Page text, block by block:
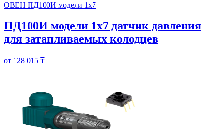
ОВЕН ПД100И модели 1х7
ПД100И модели 1х7 датчик давления
для затапливаемых колодцев
от 128 015 ₸